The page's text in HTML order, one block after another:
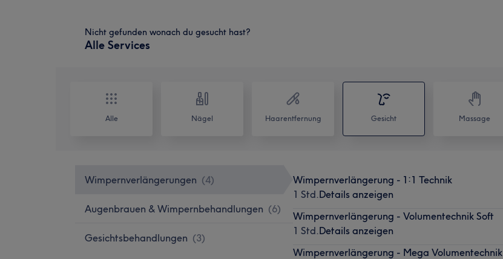
Nicht gefunden wonach du gesucht hast?
Alle Services
Alle Nägel Haarentfernung Gesicht Massage
Wimpernverlängerungen (4)
Augenbrauen & Wimpernbehandlungen (6)
Gesichtsbehandlungen (3)
Wimpernverlängerung - 1:1 Technik
1 Std.Details anzeigen
Wimpernverlängerung - Volumentechnik Soft
1 Std.Details anzeigen
Wimpernverlängerung - Mega Volumentechnik